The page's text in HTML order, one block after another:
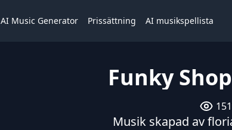
AI Music Generator Prissättning AI musikspellista
Funky
Musik skapad av